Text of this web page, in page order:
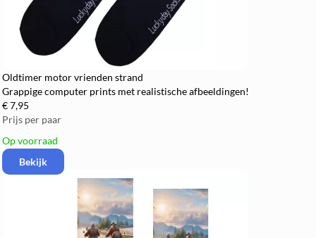
Oldtimer motor vrienden strand
Grappige computer prints met realistische afbeeldingen!
€ 7,95
Prijs per paar
Op voorraad
Bekijk